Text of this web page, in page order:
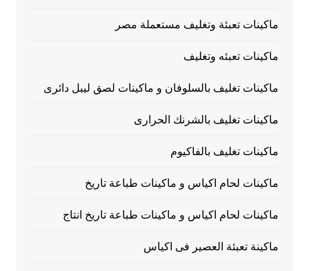
ماكينات تعبئة وتغليف مستعملة مصر
ماكينات تعبئه وتغليف
ماكينات تغليف بالسلوفان و ماكينات لصق ليبل دائرى
ماكينات تغليف بالشرنك الحرارى
ماكينات تغليف بالفاكيوم
ماكينات لحام اكياس و ماكينات طباعة تاريخ
ماكينات لحام اكياس و ماكينات طباعة تاريخ انتاج
ماكينة تعبئة العصير فى اكياس